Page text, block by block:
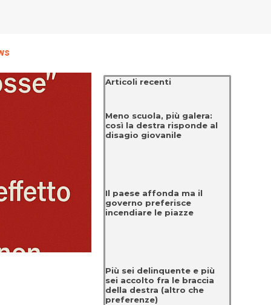
Salta blocco Articoli recenti
Articoli recenti
Meno scuola, più galera:
così la destra risponde al
disagio giovanile
Il paese affonda ma il
governo preferisce
incendiare le piazze
Più sei delinquente e più
sei accolto fra le braccia
della destra (altro che
preferenze)